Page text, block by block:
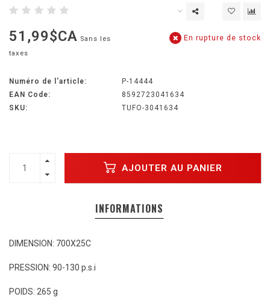
51,99$CA Sans les
taxes
En rupture de stock
Numéro de l'article:
P-14444
EAN Code:
8592723041634
SKU:
TUFO-3041634
AJOUTER AU PANIER
INFORMATIONS
DIMENSION: 700X25C
PRESSION: 90-130 p.s.i
POIDS: 265 g